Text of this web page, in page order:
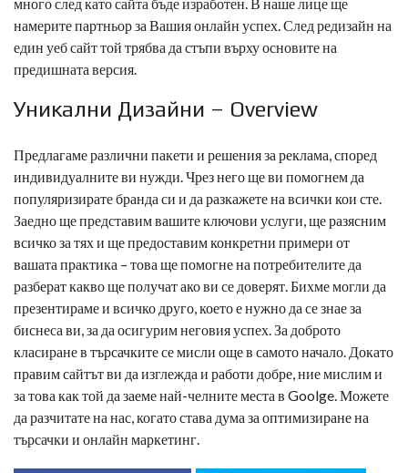
намерите партньор за Вашия онлайн успех. След редизайн на
един уеб сайт той трябва да стъпи върху основите на
предишната версия.
Уникални Дизайни – Overview
Предлагаме различни пакети и решения за реклама, според
индивидуалните ви нужди. Чрез него ще ви помогнем да
популяризирате бранда си и да разкажете на всички кои сте.
Заедно ще представим вашите ключови услуги, ще разясним
всичко за тях и ще предоставим конкретни примери от
вашата практика – това ще помогне на потребителите да
разберат какво ще получат ако ви се доверят. Бихме могли да
презентираме и всичко друго, което е нужно да се знае за
биснеса ви, за да осигурим неговия успех. За доброто
класиране в търсачките се мисли още в самото начало. Докато
правим сайтът ви да изглежда и работи добре, ние мислим и
за това как той да заеме най-челните места в Goolge. Можете
да разчитате на нас, когато става дума за оптимизиране на
търсачки и онлайн маркетинг.